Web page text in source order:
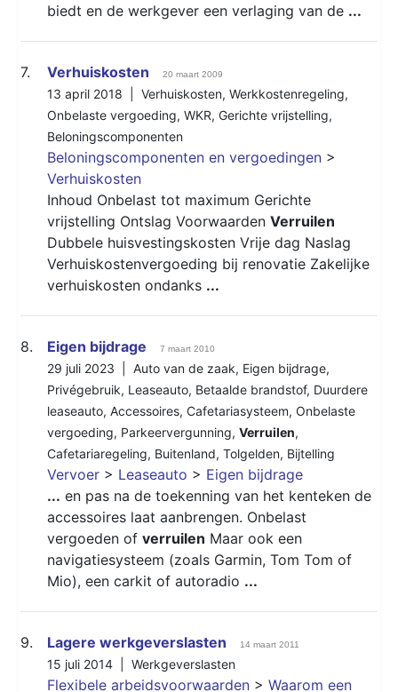
biedt en de werkgever een verlaging van de ...
7. Verhuiskosten 20 maart 2009
13 april 2018 | Verhuiskosten, Werkkostenregeling,
Onbelaste vergoeding, WKR, Gerichte vrijstelling,
Beloningscomponenten
Beloningscomponenten en vergoedingen >
Verhuiskosten
Inhoud Onbelast tot maximum Gerichte
vrijstelling Ontslag Voorwaarden Verruilen
Dubbele huisvestingskosten Vrije dag Naslag
Verhuiskostenvergoeding bij renovatie Zakelijke
verhuiskosten ondanks ...
8. Eigen bijdrage 7 maart 2010
29 juli 2023 | Auto van de zaak, Eigen bijdrage,
Privégebruik, Leaseauto, Betaalde brandstof, Duurdere
leaseauto, Accessoires, Cafetariasysteem, Onbelaste
vergoeding, Parkeervergunning, Verruilen,
Cafetariaregeling, Buitenland, Tolgelden, Bijtelling
Vervoer > Leaseauto > Eigen bijdrage
... en pas na de toekenning van het kenteken de
accessoires laat aanbrengen. Onbelast
vergoeden of verruilen Maar ook een
navigatiesysteem (zoals Garmin, Tom Tom of
Mio), een carkit of autoradio ...
9. Lagere werkgeverslasten 14 maart 2011
15 juli 2014 | Werkgeverslasten
Flexibele arbeidsvoorwaarden > Waarom een